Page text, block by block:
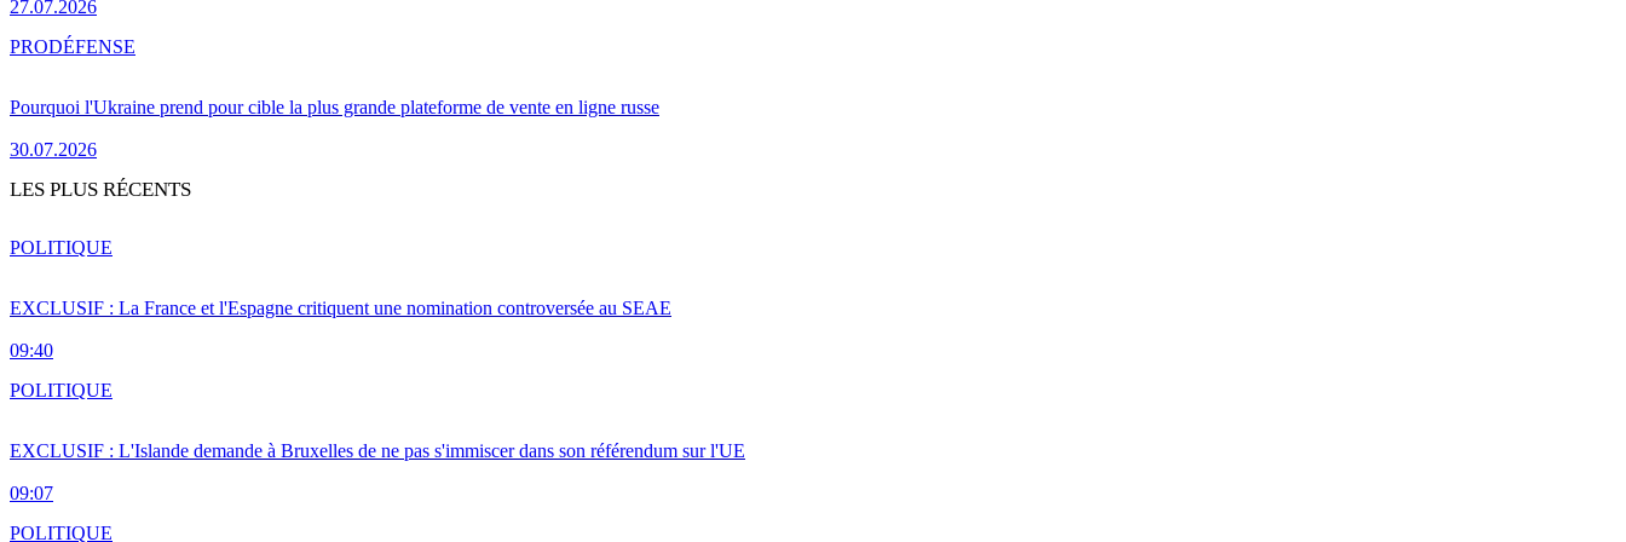
27.07.2026
Pourquoi l'Ukraine prend pour cible la plus grande plateforme de vente en ligne russe
30.07.2026
PRODÉFENSE
LES PLUS RÉCENTS
EXCLUSIF : La France et l'Espagne critiquent une nomination controversée au SEAE
09:40
POLITIQUE
EXCLUSIF : L'Islande demande à Bruxelles de ne pas s'immiscer dans son référendum sur l'UE
09:07
POLITIQUE
POLITIQUE